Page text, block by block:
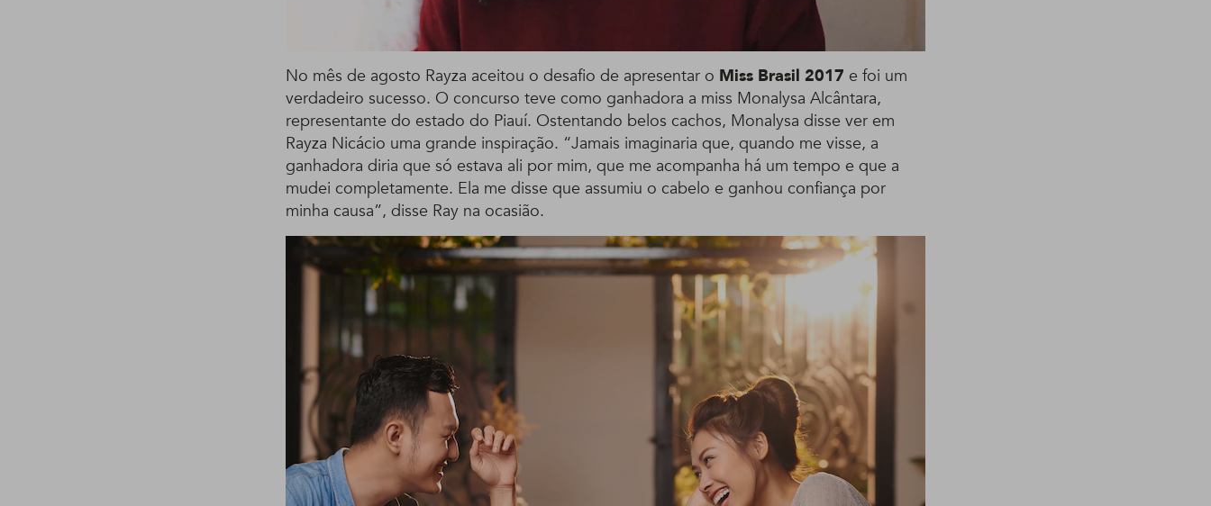
No mês de agosto Rayza aceitou o desafio de apresentar o Miss Brasil 2017 e foi um
verdadeiro sucesso. O concurso teve como ganhadora a miss Monalysa Alcântara,
representante do estado do Piauí. Ostentando belos cachos, Monalysa disse ver em
Rayza Nicácio uma grande inspiração. “Jamais imaginaria que, quando me visse, a
ganhadora diria que só estava ali por mim, que me acompanha há um tempo e que a
mudei completamente. Ela me disse que assumiu o cabelo e ganhou confiança por
minha causa”, disse Ray na ocasião.